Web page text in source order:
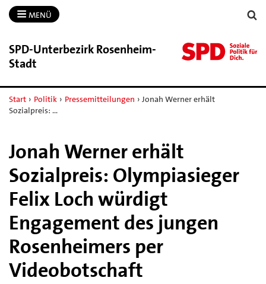
MENÜ
SPD-​Unterbezirk Rosenheim-​
Stadt
Start › Politik › Pressemitteilungen › Jonah Werner erhält
Sozialpreis: …
Jonah Werner erhält
Sozialpreis: Olympiasieger
Felix Loch würdigt
Engagement des jungen
Rosenheimers per
Videobotschaft